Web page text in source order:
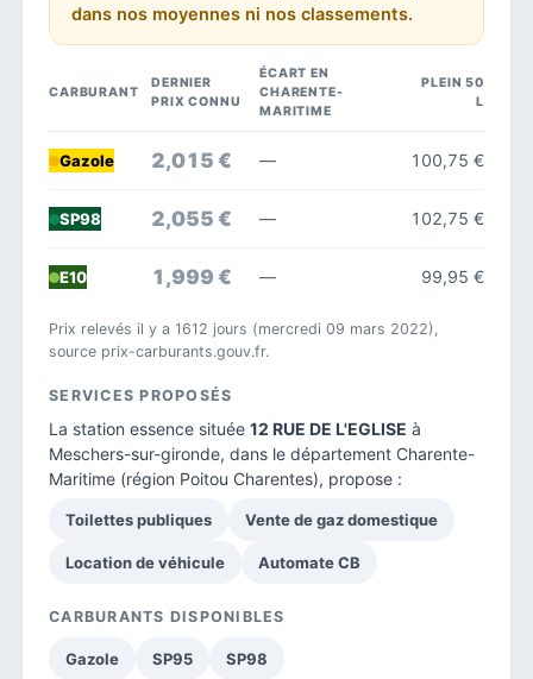
dans nos moyennes ni nos classements.
CARBURANT
DERNIER
PRIX CONNU
ÉCART EN
CHARENTE-
MARITIME
PLEIN 50
L
Gazole 2,015 € — 100,75 €
SP98 2,055 € — 102,75 €
E10 1,999 € — 99,95 €
Prix relevés il y a 1612 jours (mercredi 09 mars 2022),
source prix-carburants.gouv.fr.
SERVICES PROPOSÉS
La station essence située 12 RUE DE L'EGLISE à
Meschers-sur-gironde, dans le département Charente-
Maritime (région Poitou Charentes), propose :
Toilettes publiques Vente de gaz domestique
Location de véhicule Automate CB
CARBURANTS DISPONIBLES
Gazole SP95 SP98